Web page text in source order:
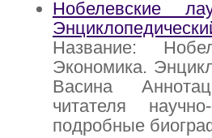
Нобелевские
Название:
Экономика.
Васина
читателя
подробные